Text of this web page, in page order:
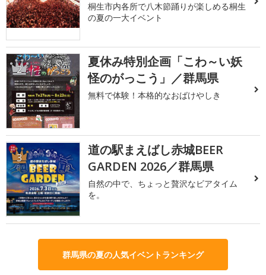
桐生市内各所で八木節踊りが楽しめる桐生
の夏の一大イベント
2
夏休み特別企画「こわ～い妖
怪のがっこう」／群馬県
無料で体験！本格的なおばけやしき
3
道の駅まえばし赤城BEER
GARDEN 2026／群馬県
自然の中で、ちょっと贅沢なビアタイム
を。
群馬県の夏の人気イベントランキング